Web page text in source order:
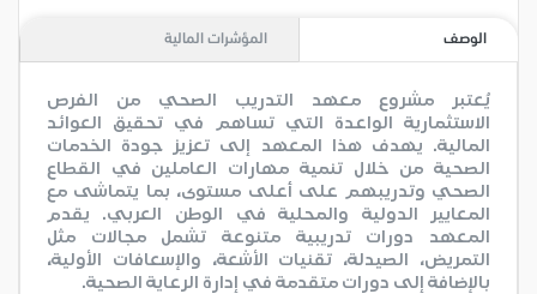
الوصف المؤشرات المالية
يُعتبر مشروع معهد التدريب الصحي من الفرص
الاستثمارية الواعدة التي تساهم في تحقيق العوائد
المالية. يهدف هذا المعهد إلى تعزيز جودة الخدمات
الصحية من خلال تنمية مهارات العاملين في القطاع
الصحي وتدريبهم على أعلى مستوى، بما يتماشى مع
المعايير الدولية والمحلية في الوطن العربي. يقدم
المعهد دورات تدريبية متنوعة تشمل مجالات مثل
التمريض، الصيدلة، تقنيات الأشعة، والإسعافات الأولية،
بالإضافة إلى دورات متقدمة في إدارة الرعاية الصحية.